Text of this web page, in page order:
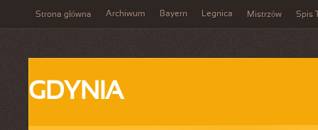
Strona główna Archiwum Bayern Legnica Mistrzów Spis
GDYNIA